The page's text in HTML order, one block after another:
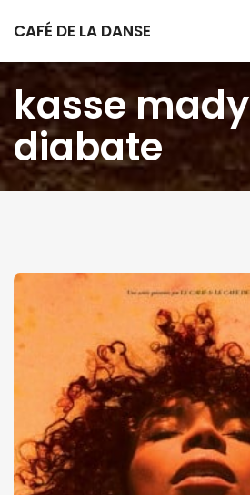
CAFÉ DE LA DANSE
kasse mady
diabate